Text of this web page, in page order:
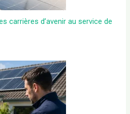
carrières d’avenir au service de